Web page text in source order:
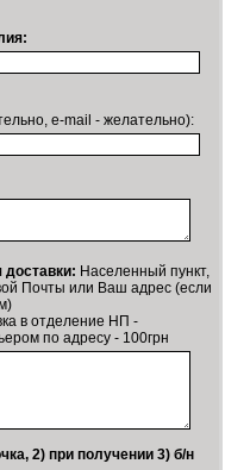
e-mail - желательно):
Населенный пункт,
Почты или Ваш адрес (если
в отделение НП -
по адресу - 100грн
2) при получении 3) б/н